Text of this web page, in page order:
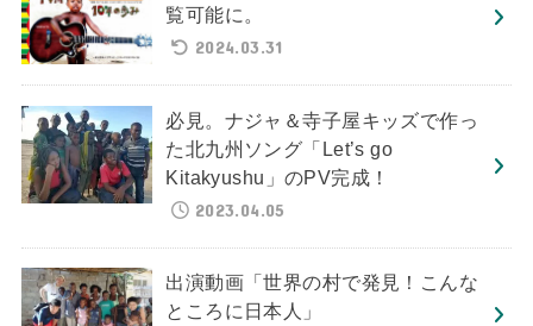
覧可能に。
2024.03.31
必見。ナジャ＆寺子屋キッズで作っ
た北九州ソング「Let’s go
Kitakyushu」のPV完成！
2023.04.05
出演動画「世界の村で発見！こんな
ところに日本人」